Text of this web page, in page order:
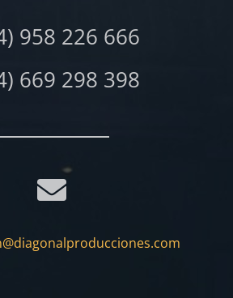
958 226 666
669 298 398